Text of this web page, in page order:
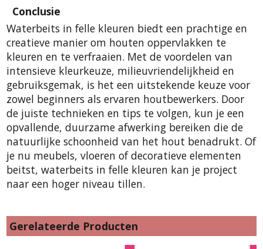
Conclusie
Waterbeits in felle kleuren biedt een prachtige en
creatieve manier om houten oppervlakken te
kleuren en te verfraaien. Met de voordelen van
intensieve kleurkeuze, milieuvriendelijkheid en
gebruiksgemak, is het een uitstekende keuze voor
zowel beginners als ervaren houtbewerkers. Door
de juiste technieken en tips te volgen, kun je een
opvallende, duurzame afwerking bereiken die de
natuurlijke schoonheid van het hout benadrukt. Of
je nu meubels, vloeren of decoratieve elementen
beitst, waterbeits in felle kleuren kan je project
naar een hoger niveau tillen.
Gerelateerde Producten